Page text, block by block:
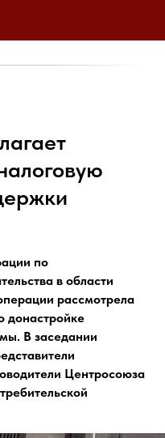
по
в области
рассмотрела
донастройке
В заседании
Центросоюза